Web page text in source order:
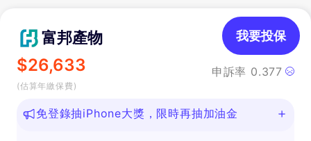
富邦產物
$26,633
(估算年繳保費)
申訴率 0.377
我要投保
免登錄抽iPhone大獎，限時再抽加油金